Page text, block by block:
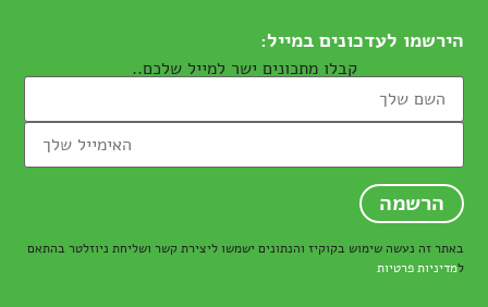
הירשמו לעדכונים במייל:
קבלו מתכונים ישר למייל שלכם..
באתר זה נעשה שימוש בקוקיז והנתונים ישמשו ליצירת קשר ושליחת ניוזלטר בהתאם
למדיניות פרטיות